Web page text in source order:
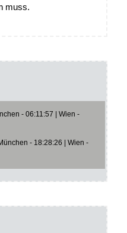
muss.
- 06:11:57 | Wien -
- 18:28:26 | Wien -